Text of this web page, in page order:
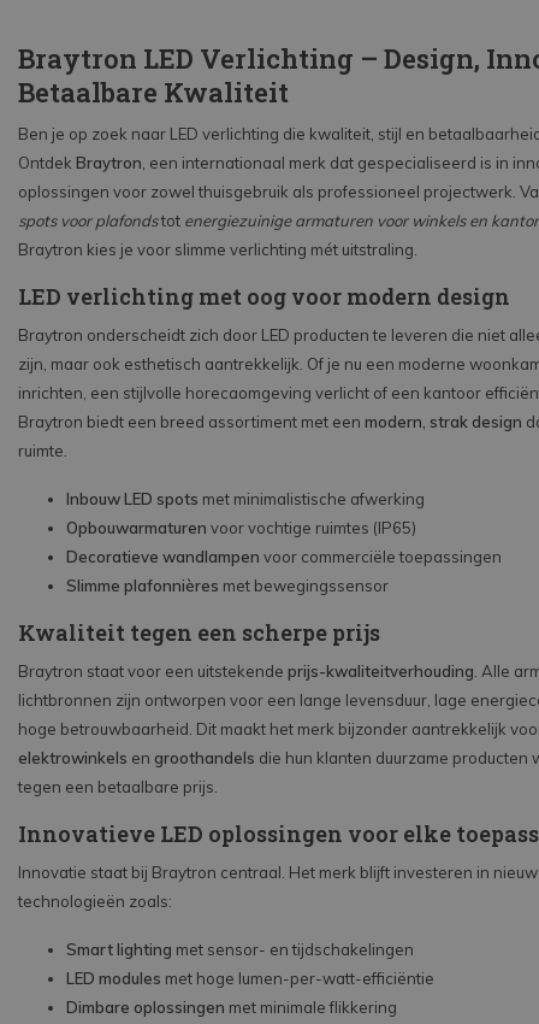
Braytron LED Verlichting – Design,
Betaalbare Kwaliteit
Ben je op zoek naar LED verlichting die kwaliteit, stijl en
Ontdek Braytron , een internationaal merk dat gespecialiseerd is in
oplossingen voor zowel thuisgebruik als professioneel projectwerk.
spots voor plafondstot energiezuinige armaturen voor winkels en
Braytron kies je voor slimme verlichting mét uitstraling.
LED verlichting met oog voor modern design
Braytron onderscheidt zich door LED producten te leveren die niet
zijn, maar ook esthetisch aantrekkelijk. Of je nu een moderne
inrichten, een stijlvolle horecaomgeving verlicht of een kantoor
Braytron biedt een breed assortiment met een modern, strak design
ruimte.
Inbouw LED spots met minimalistische afwerking
Opbouwarmaturen voor vochtige ruimtes (IP65)
Decoratieve wandlampen voor commerciële toepassingen
Slimme plafonnières met bewegingssensor
Kwaliteit tegen een scherpe prijs
Braytron staat voor een uitstekende prijs-kwaliteitverhouding . Alle
lichtbronnen zijn ontworpen voor een lange levensduur, lage
hoge betrouwbaarheid. Dit maakt het merk bijzonder aantrekkelijk
elektrowinkels en groothandels die hun klanten duurzame producten
tegen een betaalbare prijs.
Innovatieve LED oplossingen voor elke
Innovatie staat bij Braytron centraal. Het merk blijft investeren in
technologieën zoals:
Smart lighting met sensor- en tijdschakelingen
LED modules met hoge lumen-per-watt-efficiëntie
Dimbare oplossingen met minimale flikkering